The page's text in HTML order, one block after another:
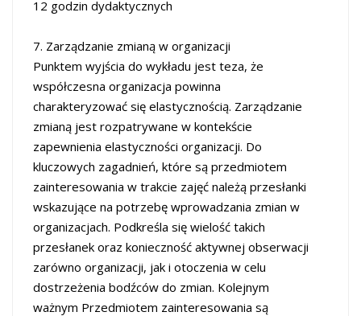
12 godzin dydaktycznych
7. Zarządzanie zmianą w organizacji
Punktem wyjścia do wykładu jest teza, że
współczesna organizacja powinna
charakteryzować się elastycznością. Zarządzanie
zmianą jest rozpatrywane w kontekście
zapewnienia elastyczności organizacji. Do
kluczowych zagadnień, które są przedmiotem
zainteresowania w trakcie zajęć należą przesłanki
wskazujące na potrzebę wprowadzania zmian w
organizacjach. Podkreśla się wielość takich
przesłanek oraz konieczność aktywnej obserwacji
zarówno organizacji, jak i otoczenia w celu
dostrzeżenia bodźców do zmian. Kolejnym
ważnym Przedmiotem zainteresowania są